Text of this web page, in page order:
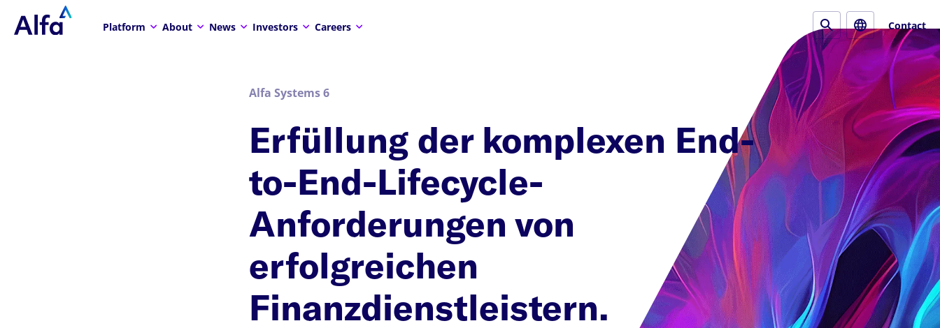
Platform About News Investors Careers Contact
Alfa Systems 6
Erfüllung der komplexen End-
to-End-Lifecycle-
Anforderungen von
erfolgreichen
Finanzdienstleistern.